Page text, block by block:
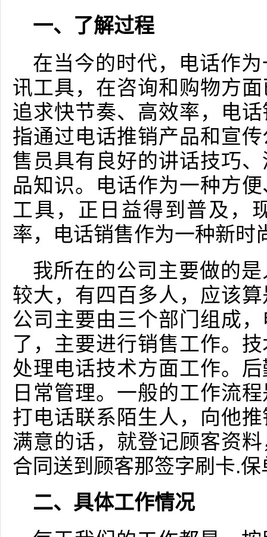
一、了解过程
在当今的时代，电话作
讯工具，在咨询和购物方
追求快节奏、高效率，电
指通过电话推销产品和宣
售员具有良好的讲话技巧
品知识。电话作为一种方
工具，正日益得到普及，
率，电话销售作为一种新时
我所在的公司主要做的
较大，有四百多人，应该
公司主要由三个部门组成
了，主要进行销售工作。
处理电话技术方面工作。
日常管理。一般的工作流
打电话联系陌生人，向他
满意的话，就登记顾客资
合同送到顾客那签字刷卡.
二、具体工作情况